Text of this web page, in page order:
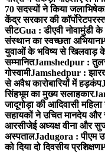
70 सदस्यों ने किया जलाभिषेक
केंद्र सरकार की
सीटGua : डीएवी नोवामुंडी
संस्थान का स्वच्छता अभियान
युवाओं के भविष्य से खिलवाड़ के
सम्मानितJamshedpur :
गोस्वामीJamshedpur :
से अवैध कारोबारियों में हड़कंप
सिंहभूम का मुख्य सलाहकार
जादूगोड़ा की आदिवासी
सहायकों ने उचित मानदेय और
आरसीजेई अध्यक्ष वीना और
अस्पतालJadugora : पीएम
को दिया दो दिवसीय प्रशिक्षण